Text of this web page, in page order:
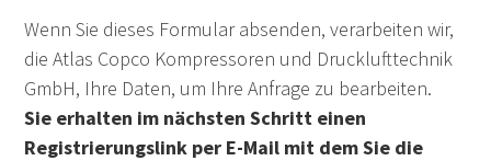
Wenn Sie dieses Formular absenden, verarbeiten wir,
die Atlas Copco Kompressoren und Drucklufttechnik
GmbH, Ihre Daten, um Ihre Anfrage zu bearbeiten.
Sie erhalten im nächsten Schritt einen
Registrierungslink per E-Mail mit dem Sie die